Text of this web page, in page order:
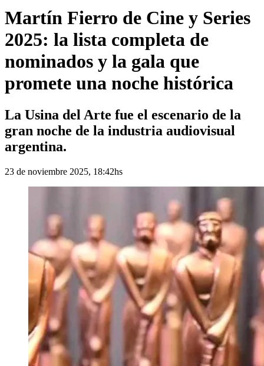
Martín Fierro de Cine y Series
2025: la lista completa de
nominados y la gala que
promete una noche histórica
La Usina del Arte fue el escenario de la
gran noche de la industria audiovisual
argentina.
23 de noviembre 2025, 18:42hs